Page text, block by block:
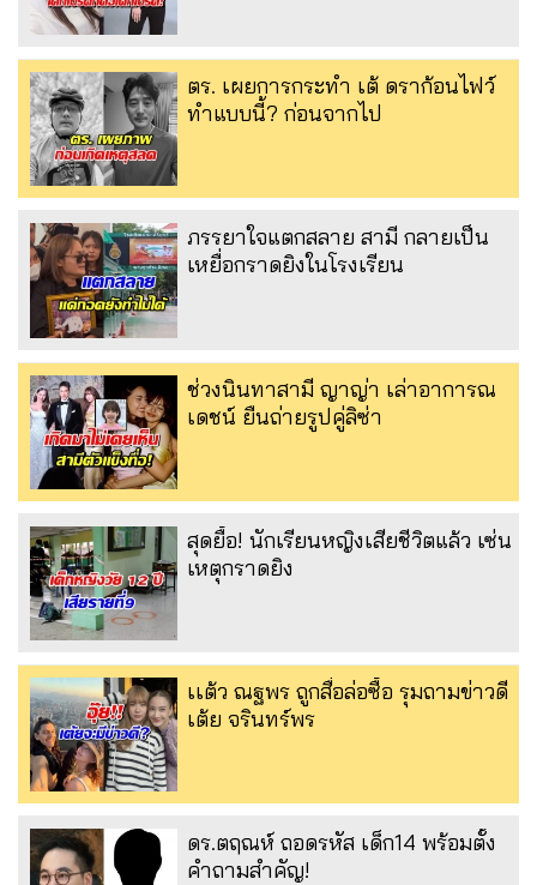
ตร. เผยการกระทำ เต้ ดราก้อนไฟว์
ทำแบบนี้? ก่อนจากไป
ภรรยาใจแตกสลาย สามี กลายเป็น
เหยื่อกราดยิงในโรงเรียน
ช่วงนินทาสามี ญาญ่า เล่าอาการณ
เดชน์ ยืนถ่ายรูปคู่ลิซ่า
สุดยื้อ! นักเรียนหญิงเสียชีวิตแล้ว เซ่น
เหตุกราดยิง
เเต้ว ณฐพร ถูกสื่อล่อซื้อ รุมถามข่าวดี
เต้ย จรินทร์พร
ดร.ตฤณห์ ถอดรหัส เด็ก14 พร้อมตั้ง
คำถามสำคัญ!